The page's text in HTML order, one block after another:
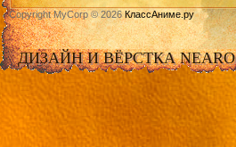
Copyright MyCorp © 2026КлассАниме.ру
ДИЗАЙН И ВЁРСТКА NEARO